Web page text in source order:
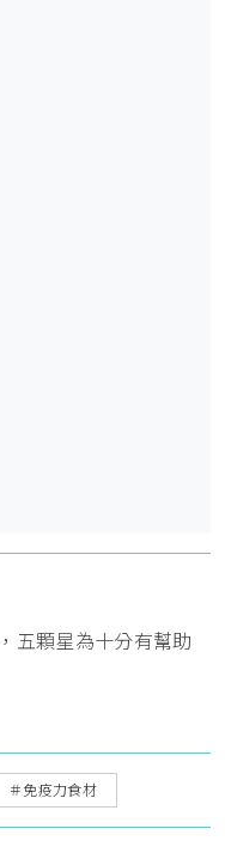
五顆星為十分有幫助
＃免疫力食材